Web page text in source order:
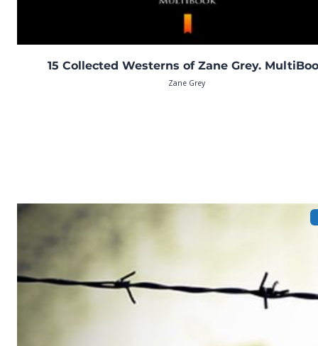
15 Collected Westerns of Zane Grey.
Zane Grey